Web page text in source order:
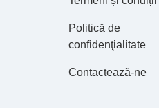
Politică de
confidenţialitate
Contactează-ne